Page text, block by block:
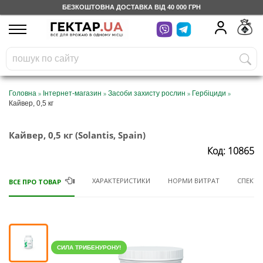
БЕЗКОШТОВНА ДОСТАВКА ВІД 40 000 ГРН
UA
На вашому
бонусному рахунку
грн
Безкоштовно по Україні
Категорії
Щоденник
Відгуки
Головна » Інтернет-магазин » Засоби захисту рослин » Гербіциди »
Кайвер, 0,5 кг
Кайвер, 0,5 кг (Solantis, Spain)
Код: 10865
ВСЕ ПРО ТОВАР ХАРАКТЕРИСТИКИ НОРМИ ВИТРАТ СПЕКТР
СИЛА ТРИБЕНУРОНУ!